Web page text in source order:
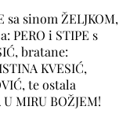
sa sinom ŽELJKOM,
PERO i STIPE s
bratane:
KVESIĆ,
te ostala
MIRU BOŽJEM!